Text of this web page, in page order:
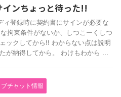
インちょっと待った!!
ィ登録時に契約書にサインが必要な
拘束条件がないか、しつこーくしつ
ックしてから!! わからない点は説明
が納得してから。 わけもわから ...
チャット情報